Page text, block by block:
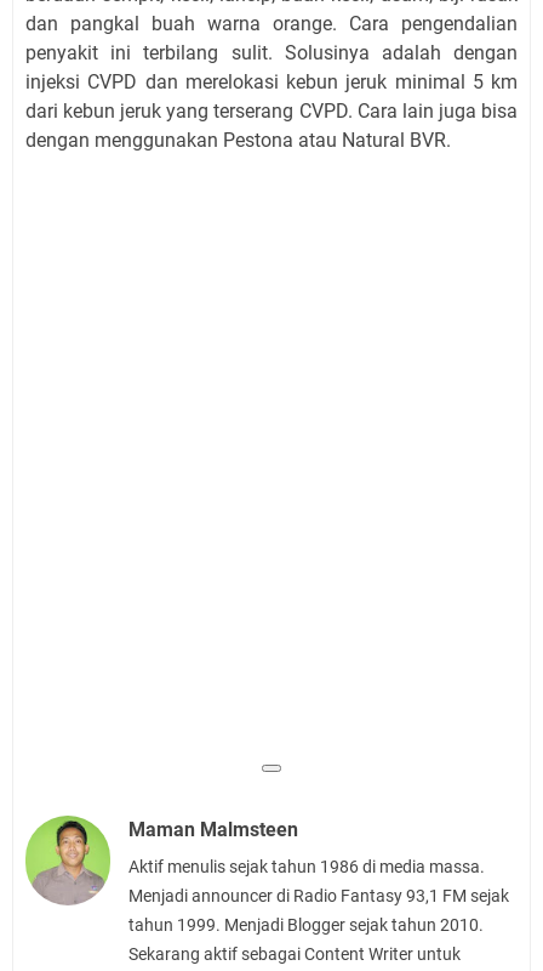
dan pangkal buah warna orange. Cara pengendalian
penyakit ini terbilang sulit. Solusinya adalah dengan
injeksi CVPD dan merelokasi kebun jeruk minimal 5 km
dari kebun jeruk yang terserang CVPD. Cara lain juga bisa
dengan menggunakan Pestona atau Natural BVR.
Maman Malmsteen
Aktif menulis sejak tahun 1986 di media massa.
Menjadi announcer di Radio Fantasy 93,1 FM sejak
tahun 1999. Menjadi Blogger sejak tahun 2010.
Sekarang aktif sebagai Content Writer untuk